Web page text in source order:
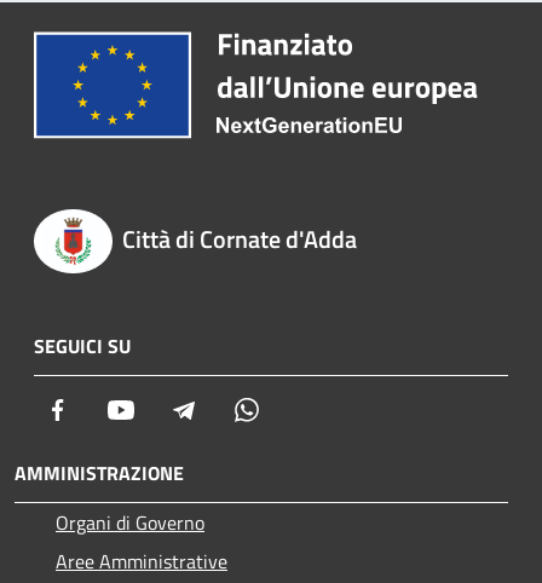
Città di Cornate d'Adda
SEGUICI SU
Facebook Youtube Telegram
AMMINISTRAZIONE
Organi di Governo
Aree Amministrative